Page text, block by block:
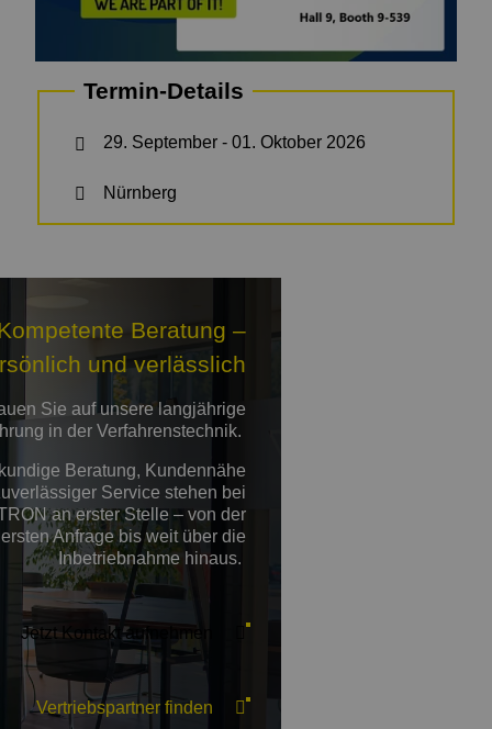
Termin-Details
29. September - 01. Oktober 2026
Nürnberg
Beratung –
und verlässlich
Sie auf unsere langjährige
in der Verfahrenstechnik.
Beratung, Kundennähe
Service stehen bei
an erster Stelle – von der
ersten Anfrage bis weit über die
Inbetriebnahme hinaus.
Jetzt Kontakt aufnehmen
Vertriebspartner finden